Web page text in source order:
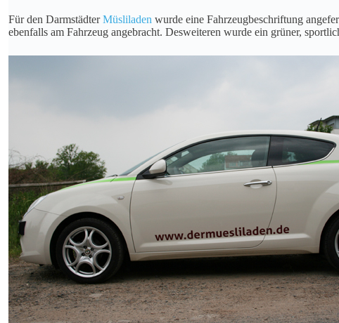
Für den DarmstädterMüsliladen wurde eine Fahrzeugbeschriftung
ebenfalls am Fahrzeug angebracht. Desweiteren wurde ein grüner,